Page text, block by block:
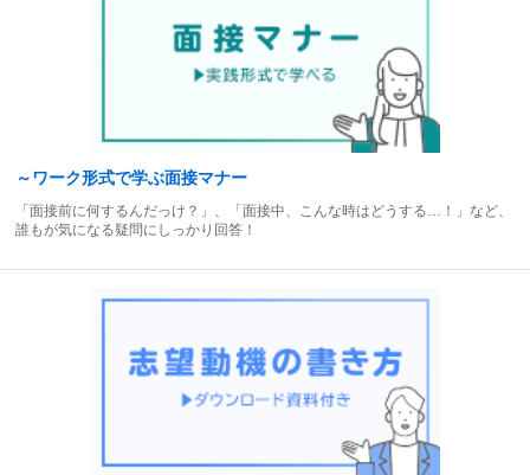
～ワーク形式で学ぶ面接マナー
「面接前に何するんだっけ？」、「面接中、こんな時はどうする…！」など、
誰もが気になる疑問にしっかり回答！